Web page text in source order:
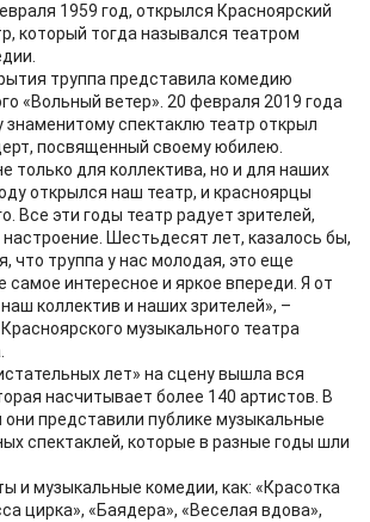
1959 год, открылся Красноярский
который тогда назывался театром
труппа представила комедию
«Вольный ветер». 20 февраля 2019 года
знаменитому спектаклю театр открыл
посвященный своему юбилею.
только для коллектива, но и для наших
открылся наш театр, и красноярцы
Все эти годы театр радует зрителей,
Шестьдесят лет, казалось бы,
что труппа у нас молодая, это еще
самое интересное и яркое впереди. Я от
коллектив и наших зрителей», –
музыкального театра
лет» на сцену вышла вся
насчитывает более 140 артистов. В
представили публике музыкальные
спектаклей, которые в разные годы шли
и музыкальные комедии, как: «Красотка
цирка», «Баядера», «Веселая вдова»,